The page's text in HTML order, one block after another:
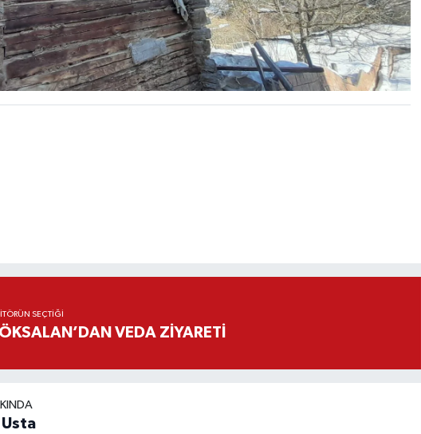
SEÇTIĞI
VEDA ZİYARETİ